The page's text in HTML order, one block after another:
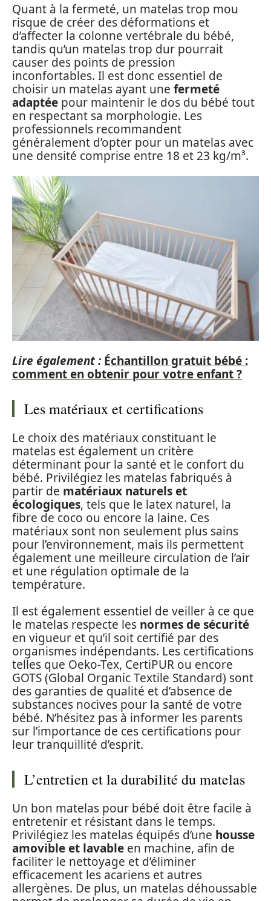
Quant à la fermeté, un matelas trop mou
risque de créer des déformations et
d’affecter la colonne vertébrale du bébé,
tandis qu’un matelas trop dur pourrait
causer des points de pression
inconfortables. Il est donc essentiel de
choisir un matelas ayant une fermeté
adaptée pour maintenir le dos du bébé tout
en respectant sa morphologie. Les
professionnels recommandent
généralement d’opter pour un matelas avec
une densité comprise entre 18 et 23 kg/m³.
Lire également : Échantillon gratuit bébé :
comment en obtenir pour votre enfant ?
Les matériaux et certifications
Le choix des matériaux constituant le
matelas est également un critère
déterminant pour la santé et le confort du
bébé. Privilégiez les matelas fabriqués à
partir de matériaux naturels et
écologiques, tels que le latex naturel, la
fibre de coco ou encore la laine. Ces
matériaux sont non seulement plus sains
pour l’environnement, mais ils permettent
également une meilleure circulation de l’air
et une régulation optimale de la
température.
Il est également essentiel de veiller à ce que
le matelas respecte les normes de sécurité
en vigueur et qu’il soit certifié par des
organismes indépendants. Les certifications
telles que Oeko-Tex, CertiPUR ou encore
GOTS (Global Organic Textile Standard) sont
des garanties de qualité et d’absence de
substances nocives pour la santé de votre
bébé. N’hésitez pas à informer les parents
sur l’importance de ces certifications pour
leur tranquillité d’esprit.
L’entretien et la durabilité du matelas
Un bon matelas pour bébé doit être facile à
entretenir et résistant dans le temps.
Privilégiez les matelas équipés d’une housse
amovible et lavable en machine, afin de
faciliter le nettoyage et d’éliminer
efficacement les acariens et autres
allergènes. De plus, un matelas déhoussable